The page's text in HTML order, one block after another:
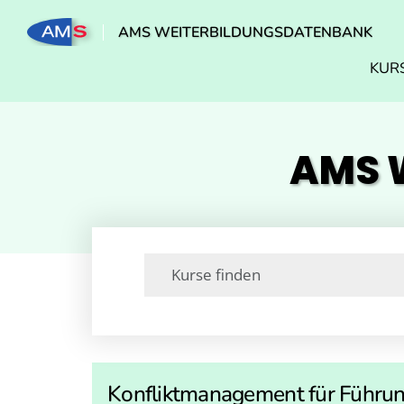
AMS WEITERBILDUNGSDATENBANK
AMS
Konfliktmanagement für